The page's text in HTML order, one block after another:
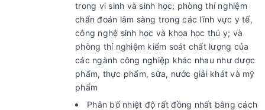
trong vi sinh và sinh học; phòng thí nghiệm
chẩn đoán lâm sàng trong các lĩnh vực y tế,
công nghệ sinh học và khoa học thú y; và
phòng thí nghiệm kiểm soát chất lượng của
các ngành công nghiệp khác nhau như dược
phẩm, thực phẩm, sữa, nước giải khát và mỹ
phẩm
Phân bố nhiệt độ rất đồng nhất bằng cách